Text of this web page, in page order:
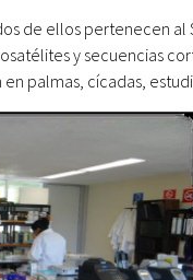
de ellos pertenecen
y secuencias
palmas, cícadas,